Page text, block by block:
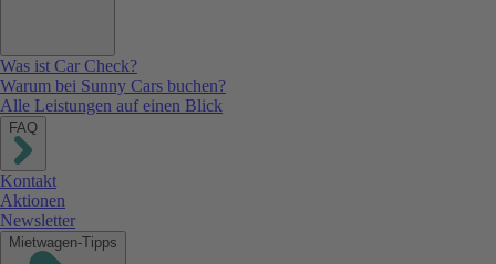
Was ist Car Check?
Warum bei Sunny Cars buchen?
Alle Leistungen auf einen Blick
FAQ
Kontakt
Aktionen
Newsletter
Mietwagen-Tipps